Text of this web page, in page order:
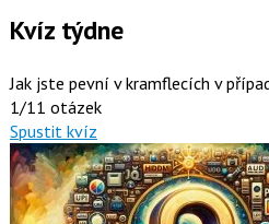
Kvíz týdne
Jak jste pevní v kramflecích v
1/11 otázek
Spustit kvíz